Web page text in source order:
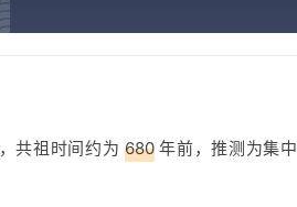
，共祖时间约为 680年前，推测为集